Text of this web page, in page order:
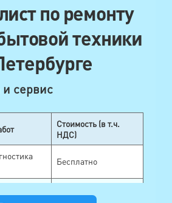
по ремонту
техники
сервис
Стоимость (в т.ч.
НДС)
Бесплатно